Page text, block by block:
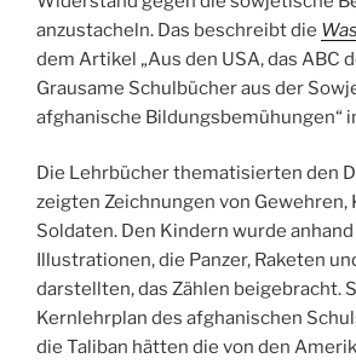
anzustacheln. Das beschreibt die
dem Artikel „Aus den USA, das ABC
Grausame Schulbücher aus der
afghanische Bildungsbemühungen“
Die Lehrbücher thematisierten den
zeigten Zeichnungen von Gewehren,
Soldaten. Den Kindern wurde anhand
Illustrationen, die Panzer, Raketen
darstellten, das Zählen beigebracht.
Kernlehrplan des afghanischen
die Taliban hätten die von den